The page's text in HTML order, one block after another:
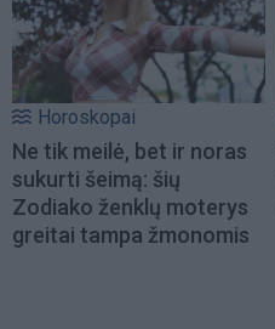
Horoskopai
Ne tik meilė, bet ir noras
sukurti šeimą: šių
Zodiako ženklų moterys
greitai tampa žmonomis